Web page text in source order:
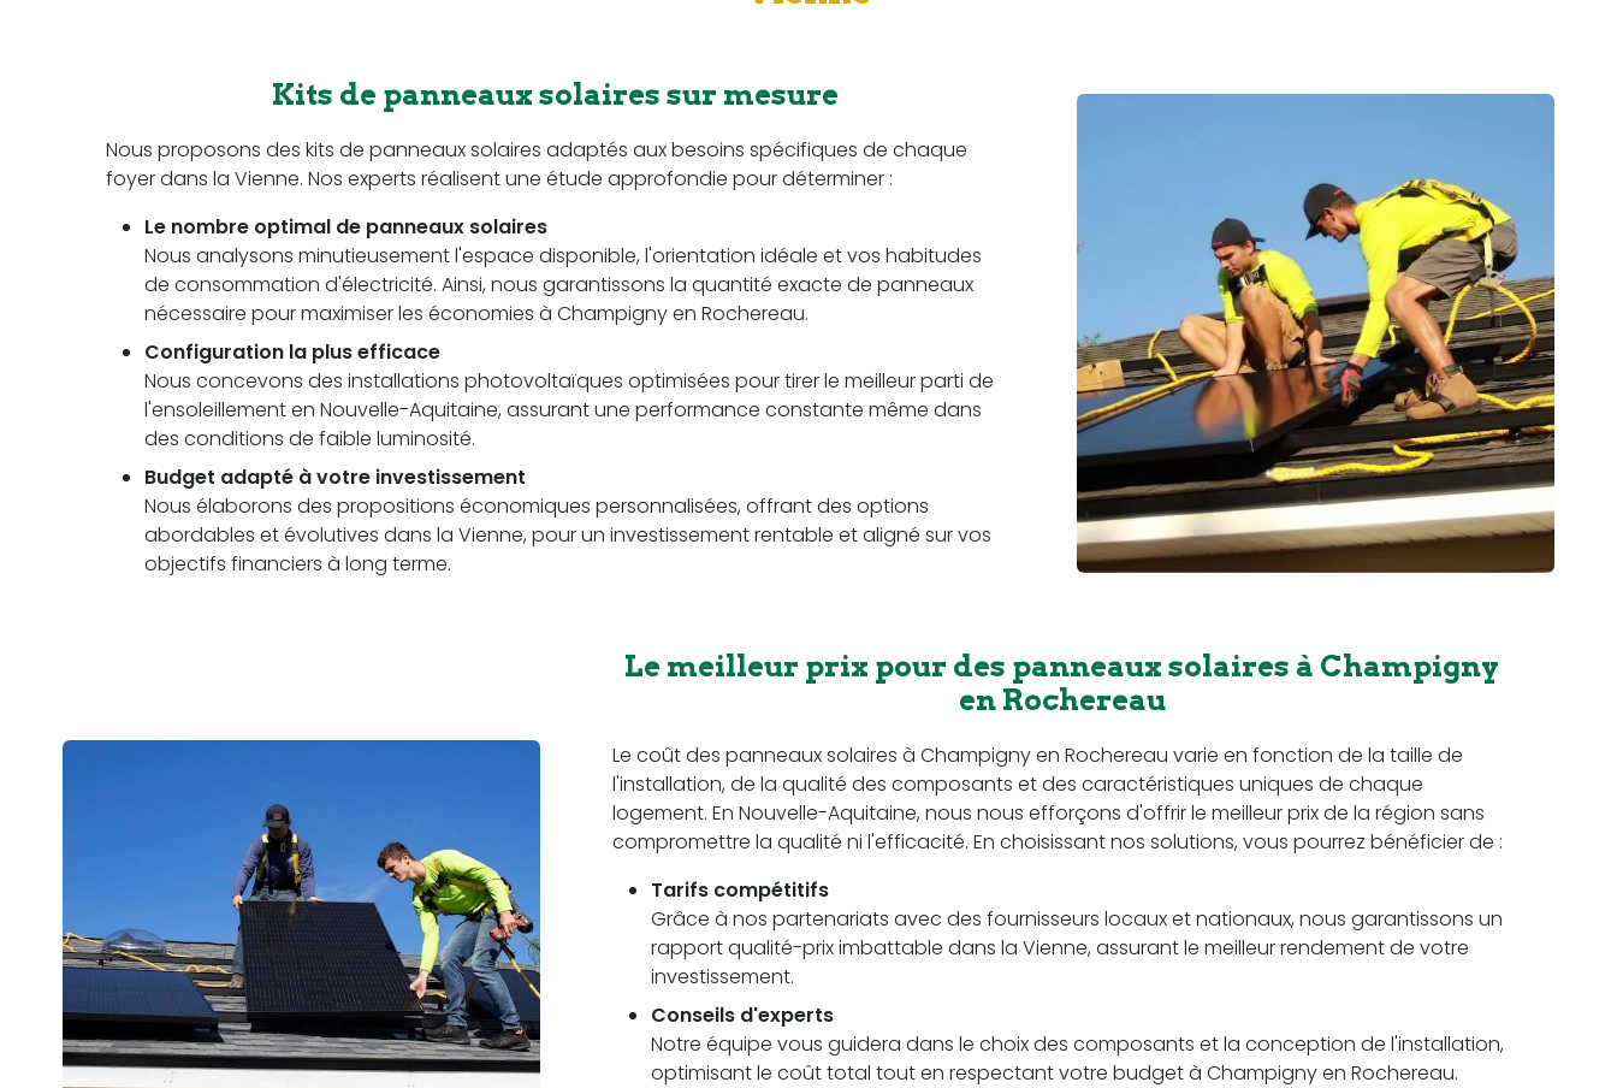
Kits de panneaux solaires sur mesure
Nous proposons des kits de panneaux solaires adaptés aux besoins spécifiques de chaque
foyer dans la Vienne. Nos experts réalisent une étude approfondie pour déterminer :
Le nombre optimal de panneaux solaires
Nous analysons minutieusement l'espace disponible, l'orientation idéale et vos habitudes
de consommation d'électricité. Ainsi, nous garantissons la quantité exacte de panneaux
nécessaire pour maximiser les économies à Champigny en Rochereau.
Configuration la plus efficace
Nous concevons des installations photovoltaïques optimisées pour tirer le meilleur parti de
l'ensoleillement en Nouvelle-Aquitaine, assurant une performance constante même dans
des conditions de faible luminosité.
Budget adapté à votre investissement
Nous élaborons des propositions économiques personnalisées, offrant des options
abordables et évolutives dans la Vienne, pour un investissement rentable et aligné sur vos
objectifs financiers à long terme.
Le meilleur prix pour des panneaux solaires à Champigny
en Rochereau
Le coût des panneaux solaires à Champigny en Rochereau varie en fonction de la taille de
l'installation, de la qualité des composants et des caractéristiques uniques de chaque
logement. En Nouvelle-Aquitaine, nous nous efforçons d'offrir le meilleur prix de la région sans
compromettre la qualité ni l'efficacité. En choisissant nos solutions, vous pourrez bénéficier de :
Tarifs compétitifs
Grâce à nos partenariats avec des fournisseurs locaux et nationaux, nous garantissons un
rapport qualité-prix imbattable dans la Vienne, assurant le meilleur rendement de votre
investissement.
Conseils d'experts
Notre équipe vous guidera dans le choix des composants et la conception de l'installation,
optimisant le coût total tout en respectant votre budget à Champigny en Rochereau.